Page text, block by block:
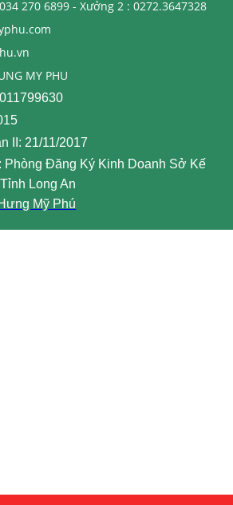
270 6899 - Xưởng 2 : 0272.3647328
MY PHU
II: 21/11/2017
Phòng Đăng Ký Kinh Doanh Sở Kế
Long An